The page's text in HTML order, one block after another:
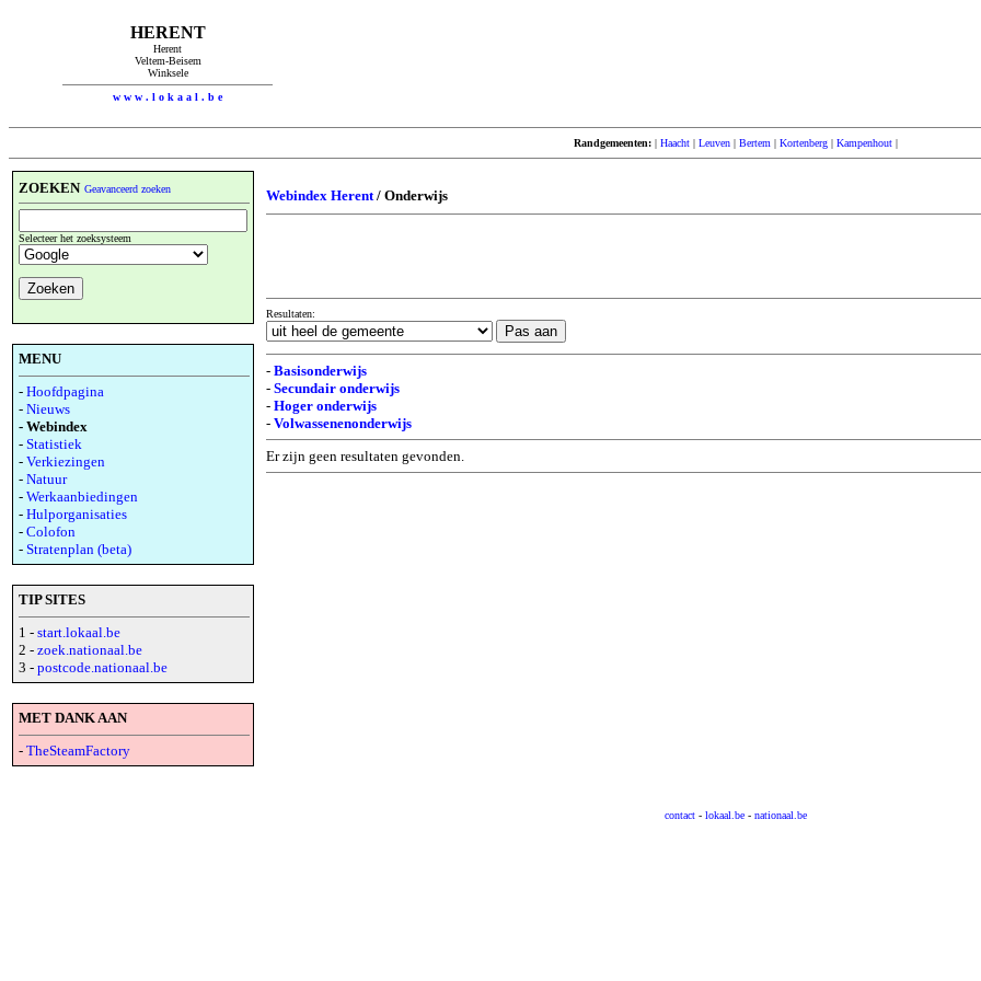
HERENT
Herent
Veltem-Beisem
Winksele
w w w . l o k a a l . b e
Randgemeenten: | Haacht | Leuven | Bertem | Kortenberg | Kampenhout |
ZOEKEN Geavanceerd zoeken
Selecteer het zoeksysteem
MENU
- Hoofdpagina
- Nieuws
- Webindex
- Statistiek
- Verkiezingen
- Natuur
- Werkaanbiedingen
- Hulporganisaties
- Colofon
- Stratenplan (beta)
TIP SITES
1 - start.lokaal.be
2 - zoek.nationaal.be
3 - postcode.nationaal.be
MET DANK AAN
- TheSteamFactory
Webindex Herent/ Onderwijs
Resultaten:
- Basisonderwijs
- Secundair onderwijs
- Hoger onderwijs
- Volwassenenonderwijs
Er zijn geen resultaten gevonden.
contact - lokaal.be - nationaal.be